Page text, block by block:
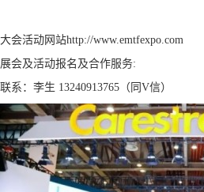
大会活动网站http://www.emtfexpo.com
展会及活动报名及合作服务:
联系：李生 13240913765（同V信）